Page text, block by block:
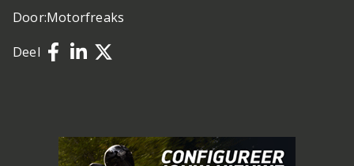
Door:Motorfreaks
Deel